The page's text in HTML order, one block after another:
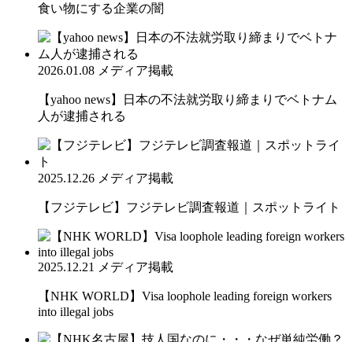
食い物にする企業の闇
2026.01.08 メディア掲載
【yahoo news】日本の不法就労取り締まりでベトナム
人が逮捕される
2025.12.26 メディア掲載
【フジテレビ】フジテレビ調査報道｜スポットライト
2025.12.21 メディア掲載
【NHK WORLD】Visa loophole leading foreign workers
into illegal jobs